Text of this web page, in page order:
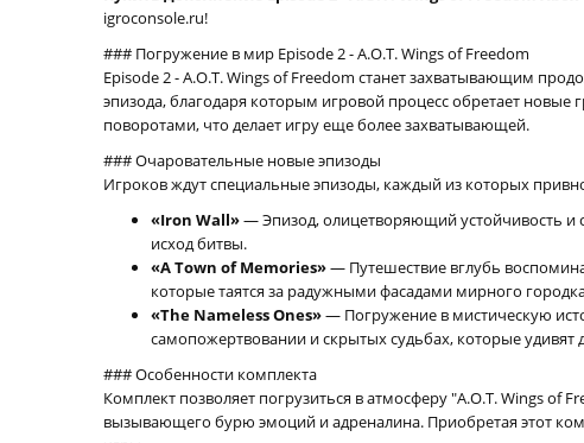
igroconsole.ru!
### Погружение в мир Episode 2 - A.O.T. Wings of Freedom
Episode 2 - A.O.T. Wings of Freedom станет захватывающим
эпизода, благодаря которым игровой процесс обретает
поворотами, что делает игру еще более захватывающей.
### Очаровательные новые эпизоды
Игроков ждут специальные эпизоды, каждый из которых
«Iron Wall»— Эпизод, олицетворяющий устойчивость и
исход битвы.
«A Town of Memories»— Путешествие вглубь
которые таятся за радужными фасадами мирного
«The Nameless Ones»— Погружение в мистическую
самопожертвовании и скрытых судьбах, которые
### Особенности комплекта
Комплект позволяет погрузиться в атмосферу "A.O.T. Wings
вызывающего бурю эмоций и адреналина. Приобретая этот